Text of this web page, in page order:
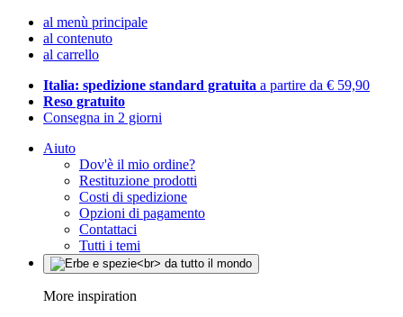
al menù principale
al contenuto
al carrello
Italia: spedizione standard gratuita a partire da € 59,90
Reso gratuito
Consegna in 2 giorni
Aiuto
Dov'è il mio ordine?
Restituzione prodotti
Costi di spedizione
Opzioni di pagamento
Contattaci
Tutti i temi
More inspiration